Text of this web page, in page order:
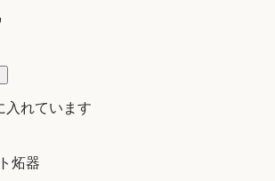
入れています
炻器